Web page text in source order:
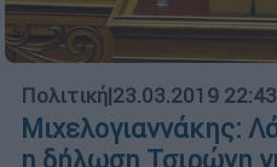
Πολιτική|23.03.2019 22:43
Μιχελογιαννάκης: